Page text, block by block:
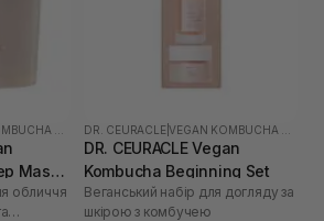
Mask
обличчя
DR. CEURACLE |
DR. CEURACLE Vegan
Kombucha Beginning Set
Веганський набір для догляду за
шкірою з комбучею